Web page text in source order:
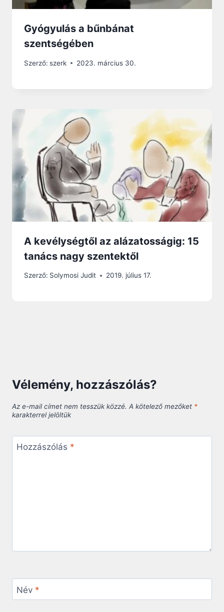
Gyógyulás a bűnbánat
szentségében
Szerző: szerk 2023. március 30.
A kevélységtől az alázatosságig: 15
tanács nagy szentektől
Szerző: Solymosi Judit 2019. július 17.
Vélemény, hozzászólás?
Az e-mail címet nem tesszük közzé. A kötelező mezőket *
karakterrel jelöltük
Hozzászólás *
Név *